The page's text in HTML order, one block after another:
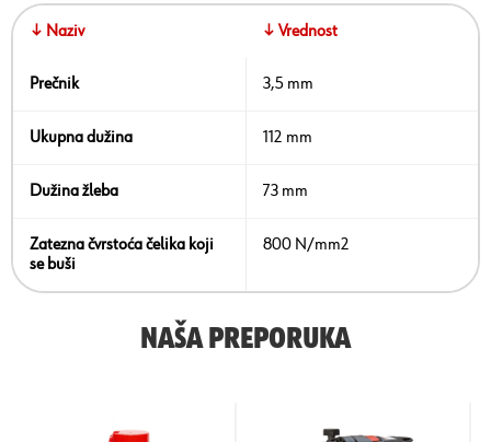
↓ Naziv ↓ Vrednost
Prečnik 3,5 mm
Ukupna dužina 112 mm
Dužina žleba 73 mm
Zatezna čvrstoća čelika koji
se buši
800 N/mm2
NAŠA PREPORUKA